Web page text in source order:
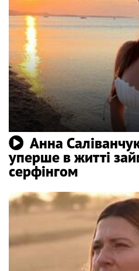
Анна
уперше в житті
серфінгом